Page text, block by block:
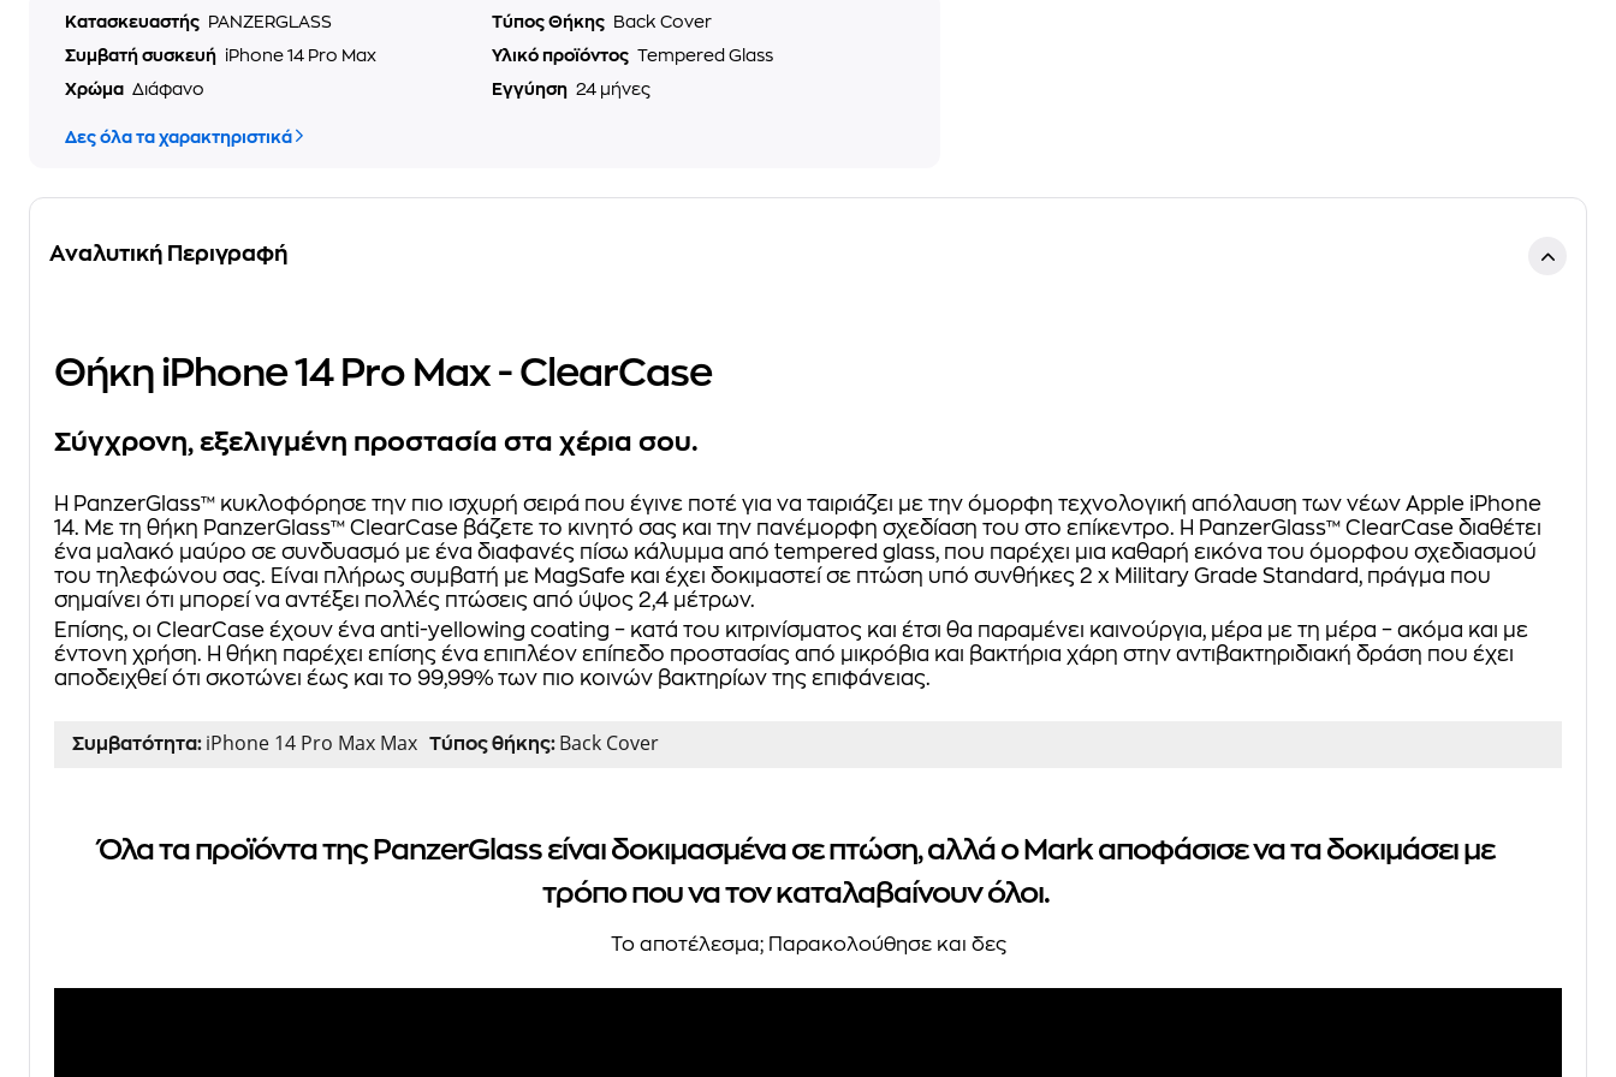
Κατασκευαστής PANZERGLASS Τύπος Θήκης
Back Cover
Συμβατή συσκευή iPhone 14 Pro Max Υλικό προϊόντος Tempered Glass
Χρώμα Διάφανο Εγγύηση 24 μήνες
Δες όλα τα χαρακτηριστικά
Αναλυτική Περιγραφή
Θήκη iPhone 14 Pro Max - ClearCase
Σύγχρονη, εξελιγμένη προστασία στα χέρια σου.
Η PanzerGlass™ κυκλοφόρησε την πιο ισχυρή σειρά που έγινε ποτέ για να ταιριάζει με την όμορφη τεχνολογική απόλαυση των νέων Apple iPhone
14. Με τη θήκη PanzerGlass™ ClearCase βάζετε το κινητό σας και την πανέμορφη σχεδίαση του στο επίκεντρο. Η PanzerGlass™ ClearCase διαθέτει
ένα μαλακό μαύρο σε συνδυασμό με ένα διαφανές πίσω κάλυμμα από tempered glass, που παρέχει μια καθαρή εικόνα του όμορφου σχεδιασμού
του τηλεφώνου σας. Είναι πλήρως συμβατή με MagSafe και έχει δοκιμαστεί σε πτώση υπό συνθήκες 2 x Military Grade Standard, πράγμα που
σημαίνει ότι μπορεί να αντέξει πολλές πτώσεις από ύψος 2,4 μέτρων.
Επίσης, οι ClearCase έχουν ένα anti-yellowing coating – κατά του κιτρινίσματος και έτσι θα παραμένει καινούργια, μέρα με τη μέρα – ακόμα και με
έντονη χρήση. Η θήκη παρέχει επίσης ένα επιπλέον επίπεδο προστασίας από μικρόβια και βακτήρια χάρη στην αντιβακτηριδιακή δράση που έχει
αποδειχθεί ότι σκοτώνει έως και το 99,99% των πιο κοινών βακτηρίων της επιφάνειας.
Συμβατότητα: iPhone 14 Pro Max Max Τύπος θήκης: Back Cover
Όλα τα προϊόντα της PanzerGlass είναι δοκιμασμένα σε πτώση, αλλά ο Mark αποφάσισε να τα δοκιμάσει με
τρόπο που να τον καταλαβαίνουν όλοι.
Το αποτέλεσμα; Παρακολούθησε και δες